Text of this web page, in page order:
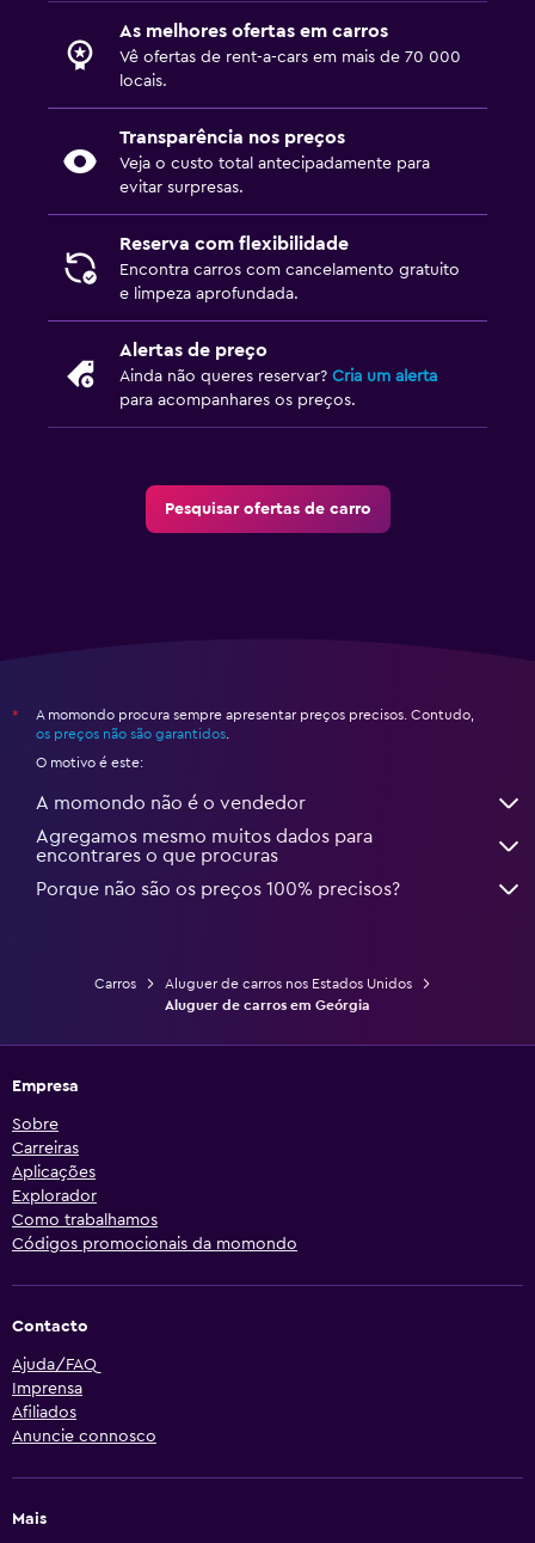
As melhores ofertas em carros
Vê ofertas de rent-a-cars em mais de 70 000
locais.
Transparência nos preços
Veja o custo total antecipadamente para
evitar surpresas.
Reserva com flexibilidade
Encontra carros com cancelamento gratuito
e limpeza aprofundada.
Alertas de preço
Ainda não queres reservar? Cria um alerta
para acompanhares os preços.
Pesquisar ofertas de carro
*
A momondo procura sempre apresentar preços precisos. Contudo,
os preços não são garantidos.
O motivo é este:
A momondo não é o vendedor
Agregamos mesmo muitos dados para
encontrares o que procuras
Porque não são os preços 100% precisos?
Carros
Aluguer de carros nos Estados Unidos
Aluguer de carros em Geórgia
Empresa
Sobre
Carreiras
Aplicações
Explorador
Como trabalhamos
Códigos promocionais da momondo
Contacto
Ajuda/FAQ
Imprensa
Afiliados
Anuncie connosco
Mais